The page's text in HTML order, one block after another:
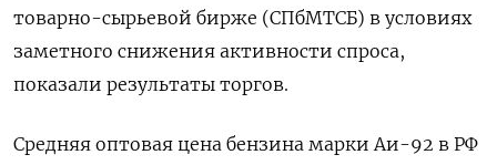
товарно-сырьевой бирже (СПбМТСБ) в условиях
заметного снижения активности спроса,
показали результаты торгов.
Средняя оптовая цена бензина марки Аи-92 в РФ